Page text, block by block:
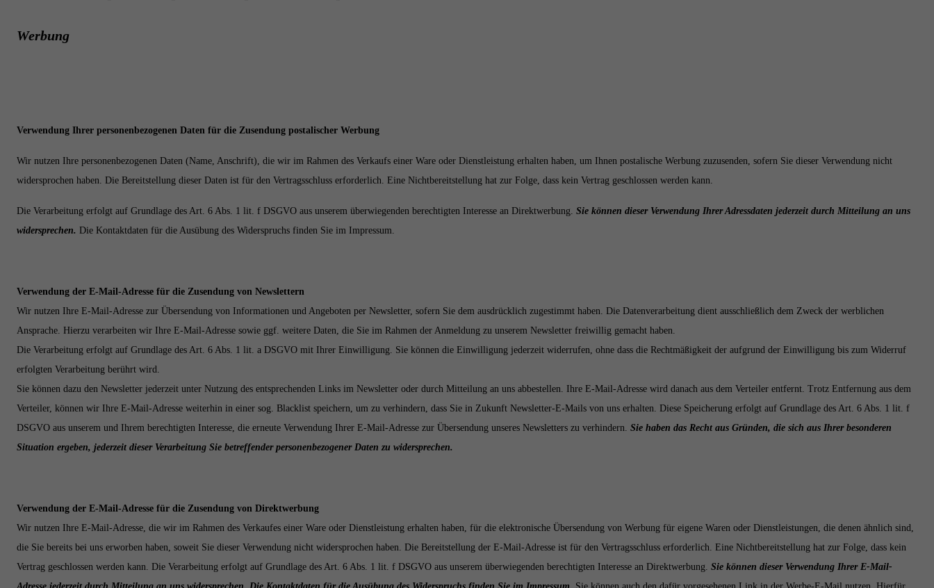
Werbung
Verwendung Ihrer personenbezogenen Daten für die Zusendung postalischer Werbung
Wir nutzen Ihre personenbezogenen Daten (Name, Anschrift), die wir im Rahmen des Verkaufs einer Ware oder Dienstleistung erhalten haben, um Ihnen postalische Werbung zuzusenden, sofern Sie dieser Verwendung nicht
widersprochen haben. Die Bereitstellung dieser Daten ist für den Vertragsschluss erforderlich. Eine Nichtbereitstellung hat zur Folge, dass kein Vertrag geschlossen werden kann.
Die Verarbeitung erfolgt auf Grundlage des Art. 6 Abs. 1 lit. f DSGVO aus unserem überwiegenden berechtigten Interesse an Direktwerbung. Sie können dieser Verwendung Ihrer Adressdaten jederzeit durch Mitteilung an uns
widersprechen. Die Kontaktdaten für die Ausübung des Widerspruchs finden Sie im Impressum.
Verwendung der E-Mail-Adresse für die Zusendung von Newslettern
Wir nutzen Ihre E-Mail-Adresse zur Übersendung von Informationen und Angeboten per Newsletter, sofern Sie dem ausdrücklich zugestimmt haben. Die Datenverarbeitung dient ausschließlich dem Zweck der werblichen
Ansprache. Hierzu verarbeiten wir Ihre E-Mail-Adresse sowie ggf. weitere Daten, die Sie im Rahmen der Anmeldung zu unserem Newsletter freiwillig gemacht haben.
Die Verarbeitung erfolgt auf Grundlage des Art. 6 Abs. 1 lit. a DSGVO mit Ihrer Einwilligung. Sie können die Einwilligung jederzeit widerrufen, ohne dass die Rechtmäßigkeit der aufgrund der Einwilligung bis zum Widerruf
erfolgten Verarbeitung berührt wird.
Sie können dazu den Newsletter jederzeit unter Nutzung des entsprechenden Links im Newsletter oder durch Mitteilung an uns abbestellen. Ihre E-Mail-Adresse wird danach aus dem Verteiler entfernt. Trotz Entfernung aus dem
Verteiler, können wir Ihre E-Mail-Adresse weiterhin in einer sog. Blacklist speichern, um zu verhindern, dass Sie in Zukunft Newsletter-E-Mails von uns erhalten. Diese Speicherung erfolgt auf Grundlage des Art. 6 Abs. 1 lit. f
DSGVO aus unserem und Ihrem berechtigten Interesse, die erneute Verwendung Ihrer E-Mail-Adresse zur Übersendung unseres Newsletters zu verhindern. Sie haben das Recht aus Gründen, die sich aus Ihrer besonderen
Situation ergeben, jederzeit dieser Verarbeitung Sie betreffender personenbezogener Daten zu widersprechen.
Verwendung der E-Mail-Adresse für die Zusendung von Direktwerbung
Wir nutzen Ihre E-Mail-Adresse, die wir im Rahmen des Verkaufes einer Ware oder Dienstleistung erhalten haben, für die elektronische Übersendung von Werbung für eigene Waren oder Dienstleistungen, die denen ähnlich sind,
die Sie bereits bei uns erworben haben, soweit Sie dieser Verwendung nicht widersprochen haben. Die Bereitstellung der E-Mail-Adresse ist für den Vertragsschluss erforderlich. Eine Nichtbereitstellung hat zur Folge, dass kein
Vertrag geschlossen werden kann. Die Verarbeitung erfolgt auf Grundlage des Art. 6 Abs. 1 lit. f DSGVO aus unserem überwiegenden berechtigten Interesse an Direktwerbung. Sie können dieser Verwendung Ihrer E-Mail-